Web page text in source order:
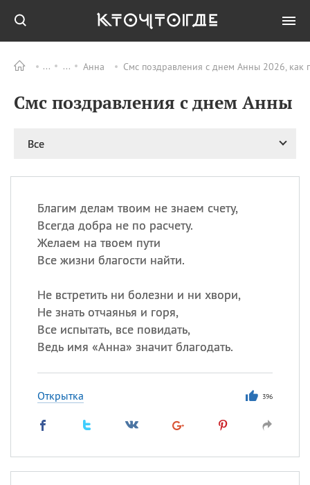
Анна Смс поздравления с днем Анны 2026, как
Смс поздравления с днем Анны
Все
Благим делам твоим не знаем счету,
Всегда добра не по расчету.
Желаем на твоем пути
Все жизни благости найти.
Не встретить ни болезни и ни хвори,
Не знать отчаянья и горя,
Все испытать, все повидать,
Ведь имя «Анна» значит благодать.
Открытка 396
ПРАЗДНИКИ Все
09.08
День памяти жертв
атомной
Национальный день
рисового пудинга
09.08
(Smokey Bear Day)
ИМЕНА
Сегодня празднуют именины
происхождение